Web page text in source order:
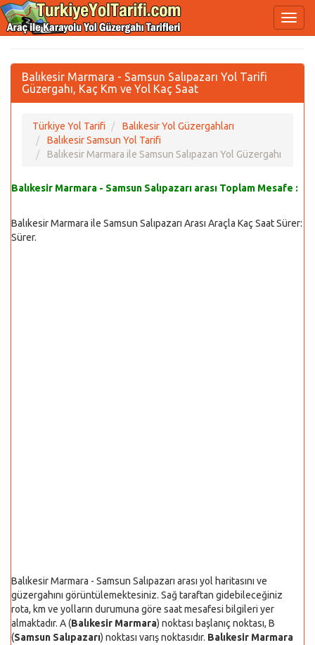
Balıkesir Marmara - Samsun Salıpazarı Yol Tarifi
Güzergahı, Kaç Km ve Yol Kaç Saat
Türkiye Yol Tarifi
Balıkesir Yol Güzergahları
Balıkesir Samsun Yol Tarifi
Balıkesir Marmara ile Samsun Salıpazarı Yol Güzergahı
Balıkesir Marmara - Samsun Salıpazarı arası Toplam Mesafe :
Balıkesir Marmara ile Samsun Salıpazarı Arası Araçla Kaç Saat Sürer:
Sürer.
Balıkesir Marmara - Samsun Salıpazarı arası yol haritasını ve
güzergahını görüntülemektesiniz. Sağ taraftan gidebileceğiniz
rota, km ve yolların durumuna göre saat mesafesi bilgileri yer
almaktadır. A (Balıkesir Marmara) noktası başlanıç noktası, B
(Samsun Salıpazarı) noktası varış noktasıdır. Balıkesir Marmara